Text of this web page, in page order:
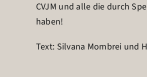
CVJM und alle die durch
haben!
Text: Silvana Mombrei und